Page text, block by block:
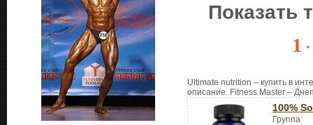
Показать
1
Ultimate nutrition – купить в
описание. Fitness Master –
100%
Группа: